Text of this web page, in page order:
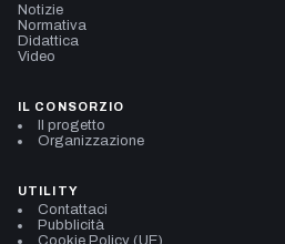
Notizie
Normativa
Didattica
Video
IL CONSORZIO
Il progetto
Organizzazione
UTILITY
Contattaci
Pubblicità
Cookie Policy (UE)